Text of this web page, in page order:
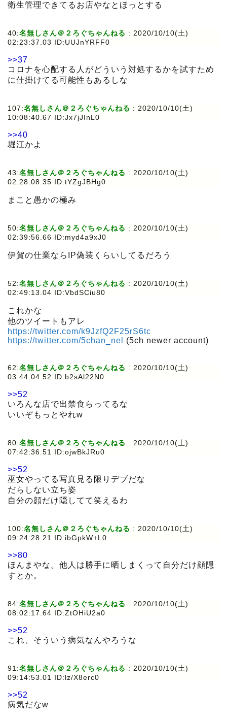
衛生管理できてるお店やなとほっとする
40:名無しさん＠２ろぐちゃんねる : 2020/10/10(土)
02:23:37.03 ID:UUJnYRFF0
>>37
コロナを心配する人がどういう対処するかを試すため
に仕掛けてる可能性もあるしな
107:名無しさん＠２ろぐちゃんねる : 2020/10/10(土)
10:08:40.67 ID:Jx7jJInL0
>>40
堀江かよ
43:名無しさん＠２ろぐちゃんねる : 2020/10/10(土)
02:28:08.35 ID:tYZgJBHg0
まこと愚かの極み
50:名無しさん＠２ろぐちゃんねる : 2020/10/10(土)
02:39:56.66 ID:myd4a9xJ0
伊賀の仕業ならIP偽装くらいしてるだろう
52:名無しさん＠２ろぐちゃんねる : 2020/10/10(土)
02:49:13.04 ID:VbdSCiu80
これかな
他のツイートもアレ
https://twitter.com/k9JzfQ2F25rS6tc
https://twitter.com/5chan_nel
(5ch newer account)
62:名無しさん＠２ろぐちゃんねる : 2020/10/10(土)
03:44:04.52 ID:b2sAl22N0
>>52
いろんな店で出禁食らってるな
いいぞもっとやれw
80:名無しさん＠２ろぐちゃんねる : 2020/10/10(土)
07:42:36.51 ID:ojwBkJRu0
>>52
巫女やってる写真見る限りデブだな
だらしない立ち姿
自分の顔だけ隠してて笑えるわ
100:名無しさん＠２ろぐちゃんねる : 2020/10/10(土)
09:24:28.21 ID:ibGpkW+L0
>>80
ほんまやな。他人は勝手に晒しまくって自分だけ顔隠
すとか。
84:名無しさん＠２ろぐちゃんねる : 2020/10/10(土)
08:02:17.64 ID:ZtOHiU2a0
>>52
これ、そういう病気なんやろうな
91:名無しさん＠２ろぐちゃんねる : 2020/10/10(土)
09:14:53.01 ID:lz/X8erc0
>>52
病気だなw